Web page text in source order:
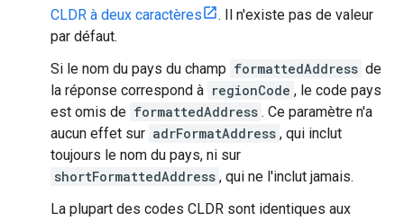
CLDR à deux caractères
. Il n'existe pas de valeur
par défaut.
Si le nom du pays du champ formattedAddress de
la réponse correspond à regionCode , le code pays
est omis de formattedAddress . Ce paramètre n'a
aucun effet sur adrFormatAddress , qui inclut
toujours le nom du pays, ni sur
shortFormattedAddress , qui ne l'inclut jamais.
La plupart des codes CLDR sont identiques aux